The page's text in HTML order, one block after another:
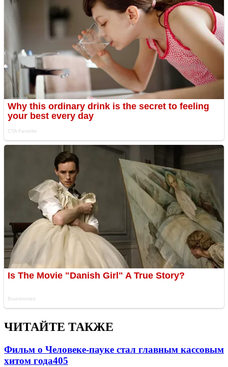
ЧИТАЙТЕ ТАКЖЕ
Фильм о Человеке-пауке стал главным кассовым
хитом года405